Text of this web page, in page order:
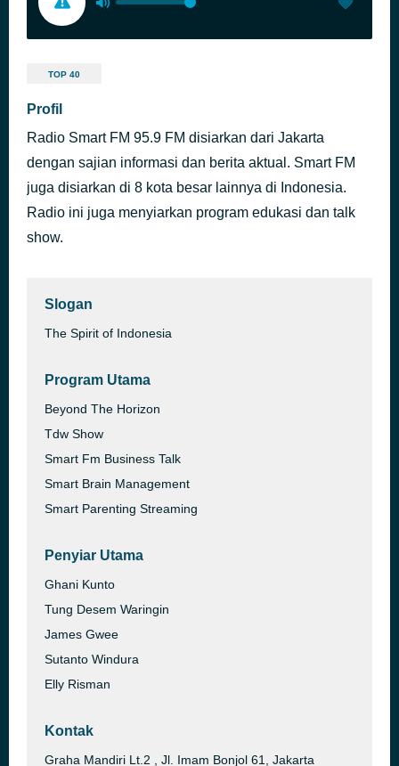
TOP 40
Profil
Radio Smart FM 95.9 FM disiarkan dari Jakarta
dengan sajian informasi dan berita aktual. Smart FM
juga disiarkan di 8 kota besar lainnya di Indonesia.
Radio ini juga menyiarkan program edukasi dan talk
show.
Slogan
The Spirit of Indonesia
Program Utama
Beyond The Horizon
Tdw Show
Smart Fm Business Talk
Smart Brain Management
Smart Parenting Streaming
Penyiar Utama
Ghani Kunto
Tung Desem Waringin
James Gwee
Sutanto Windura
Elly Risman
Kontak
Graha Mandiri Lt.2 , Jl. Imam Bonjol 61, Jakarta